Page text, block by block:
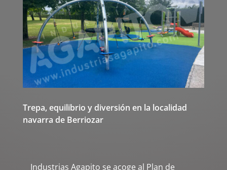
Trepa, equilibrio y diversión en la localidad
navarra de Berriozar
Industrias Agapito se acoge al Plan de